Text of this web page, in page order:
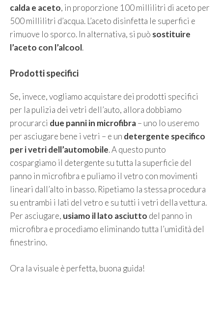
calda e aceto, in proporzione 100 millilitri di aceto per
500 millilitri d’acqua. L’aceto disinfetta le superfici e
rimuove lo sporco. In alternativa, si può sostituire
l’aceto con l’alcool.
Prodotti specifici
Se, invece, vogliamo acquistare dei prodotti specifici
per la pulizia dei vetri dell’auto, allora dobbiamo
procurarci due panni in microfibra– uno lo useremo
per asciugare bene i vetri – e un detergente specifico
per i vetri dell’automobile. A questo punto
cospargiamo il detergente su tutta la superficie del
panno in microfibra e puliamo il vetro con movimenti
lineari dall’alto in basso. Ripetiamo la stessa procedura
su entrambi i lati del vetro e su tutti i vetri della vettura.
Per asciugare, usiamo il lato asciutto del panno in
microfibra e procediamo eliminando tutta l’umidità del
finestrino.
Ora la visuale è perfetta, buona guida!